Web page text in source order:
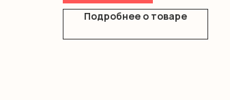
Подробнее о товаре